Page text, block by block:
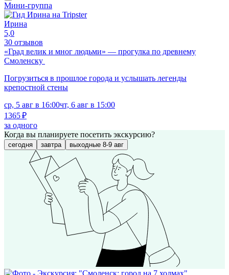
Мини-группа
Ирина
5,0
30 отзывов
«Град велик и мног людьми» — прогулка по древнему
Смоленску
Погрузиться в прошлое города и услышать легенды
крепостной стены
ср, 5 авг в 16:00чт, 6 авг в 15:00
1365 ₽
за одного
Когда вы планируете посетить экскурсию?
сегодня завтра выходные 8-9 авг